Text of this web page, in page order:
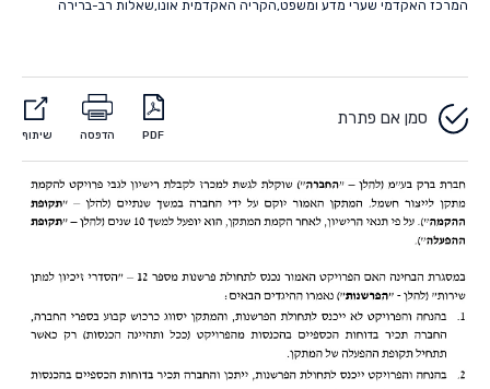
המרכז האקדמי שערי מדע ומשפט,הקריה האקדמית אונו,שאלות רב-ברירה
סמן אם פתרת
PDF הדפסה שיתוף